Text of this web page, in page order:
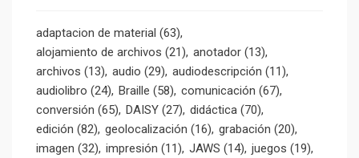
adaptacion de material (63)
alojamiento de archivos (21) anotador (13)
archivos (13) audio (29) audiodescripción (11)
audiolibro (24) Braille (58) comunicación (67)
conversión (65) DAISY (27) didáctica (70)
edición (82) geolocalización (16) grabación (20)
imagen (32) impresión (11) JAWS (14) juegos (19)